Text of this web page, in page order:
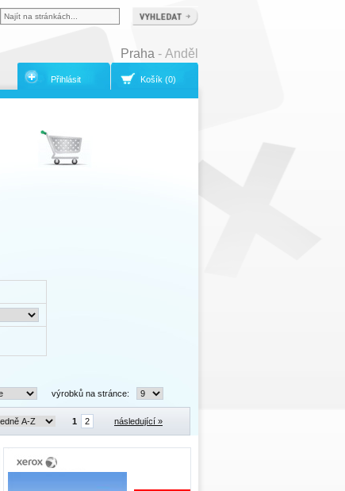
výrobků na stránce:
1 2 následující »
Praha - Anděl
Košík (0)
Přihlásit